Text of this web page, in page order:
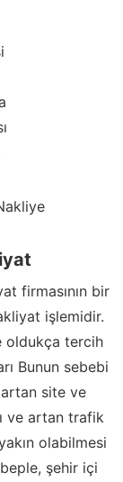
firmasının bir
işlemidir.
oldukça tercih
Bunun sebebi
site ve
ve artan trafik
olabilmesi
şehir içi